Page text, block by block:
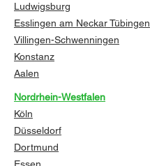
Ludwigsburg
Esslingen am NeckarTübingen
Villingen-Schwenningen
Konstanz
Aalen
Nordrhein-Westfalen
Köln
Düsseldorf
Dortmund